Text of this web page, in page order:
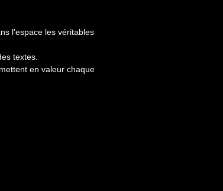
l'espace les véritables
textes.
en valeur chaque